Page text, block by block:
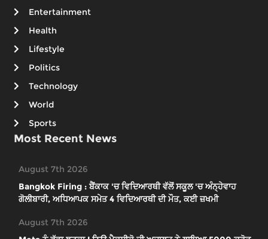
Entertainment
Health
Lifestyle
Politics
Technology
World
Sports
Most Recent News
August 7th 2026
Bangkok Firing : ਬੈਂਕਾਕ 'ਚ ਵਿਦਿਆਰਥੀ ਵੱਲੋਂ ਸਕੂਲ 'ਚ ਅੰਨ੍ਹੇਵਾਹ
ਗੋਲੀਬਾਰੀ, ਅਧਿਆਪਕ ਸਮੇਤ 4 ਵਿਦਿਆਰਥੀ ਦੀ ਮੌਤ, ਕਈ ਜ਼ਖਮੀ
August 7th 2026